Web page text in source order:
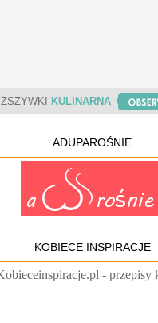
ZSZYWKI KULINARNA_CHWILA
ADUPAROŚNIE
KOBIECE INSPIRACJE